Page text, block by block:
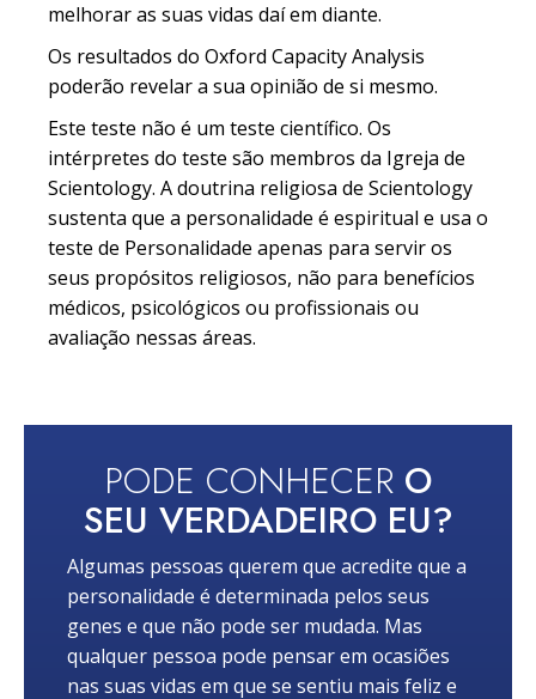
melhorar as suas vidas daí em diante.
Os resultados do Oxford Capacity Analysis
poderão revelar a sua opinião de si mesmo.
Este teste não é um teste científico. Os
intérpretes do teste são membros da Igreja de
Scientology. A doutrina religiosa de Scientology
sustenta que a personalidade é espiritual e usa o
teste de Personalidade apenas para servir os
seus propósitos religiosos, não para benefícios
médicos, psicológicos ou profissionais ou
avaliação nessas áreas.
PODE CONHECER O
SEU VERDADEIRO EU?
Algumas pessoas querem que acredite que a
personalidade é determinada pelos seus
genes e que não pode ser mudada. Mas
qualquer pessoa pode pensar em ocasiões
nas suas vidas em que se sentiu mais feliz e